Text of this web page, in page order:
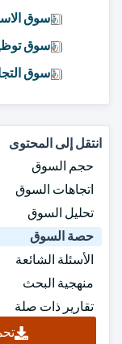
سوق
سوق
سوق
انتقل إلى المحتوى
حجم السوق
اتجاهات السوق
تحليل السوق
حصة السوق
الأسئلة الشائعة
منهجية البحث
تقارير ذات صلة